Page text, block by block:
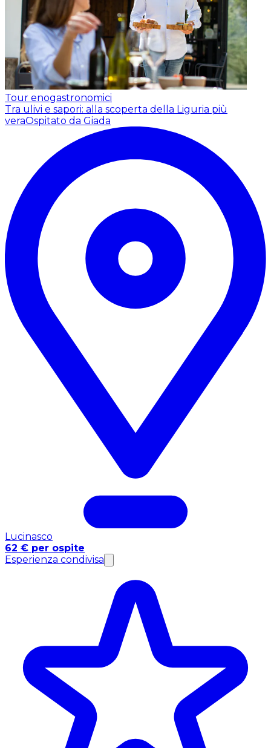
Tour enogastronomici
Tra ulivi e sapori: alla scoperta della Liguria più
veraOspitato da Giada
Lucinasco
62 € per ospite
Esperienza condivisa